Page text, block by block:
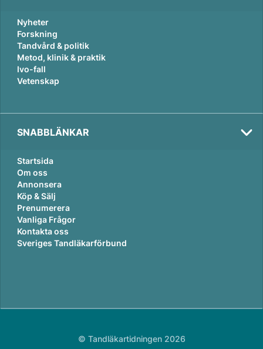
Nyheter
Forskning
Tandvård & politik
Metod, klinik & praktik
Ivo-fall
Vetenskap
SNABBLÄNKAR
Startsida
Om oss
Annonsera
Köp & Sälj
Prenumerera
Vanliga Frågor
Kontakta oss
Sveriges Tandläkarförbund
© Tandläkartidningen 2026